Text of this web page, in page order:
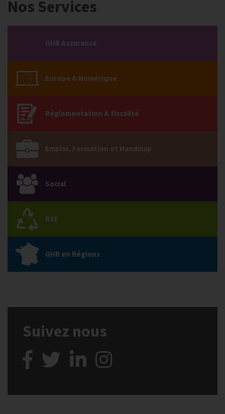
Nos Services
GHR Assurance
Europe & Numérique
Réglementation & fiscalité
Emploi, Formation et Handicap
Social
RSE
GHR en Régions
Suivez nous